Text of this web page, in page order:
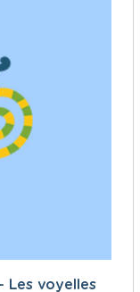
Les voyelles